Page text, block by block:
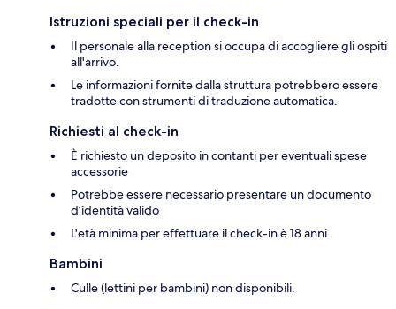
Istruzioni speciali per il check-in
Il personale alla reception si occupa di accogliere gli ospiti
all'arrivo.
Le informazioni fornite dalla struttura potrebbero essere
tradotte con strumenti di traduzione automatica.
Richiesti al check-in
È richiesto un deposito in contanti per eventuali spese
accessorie
Potrebbe essere necessario presentare un documento
d’identità valido
L'età minima per effettuare il check-in è 18 anni
Bambini
Culle (lettini per bambini) non disponibili.